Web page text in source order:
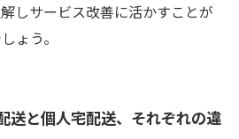
しサービス改善に活かすことが
ょう。
送と個人宅配送、それぞれの違